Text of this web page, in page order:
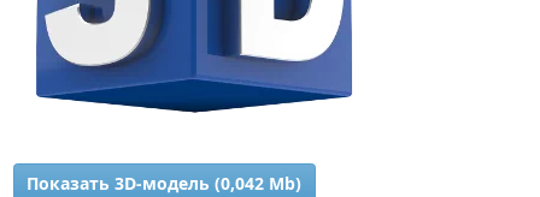
Показать 3D-модель (0,042 Mb)